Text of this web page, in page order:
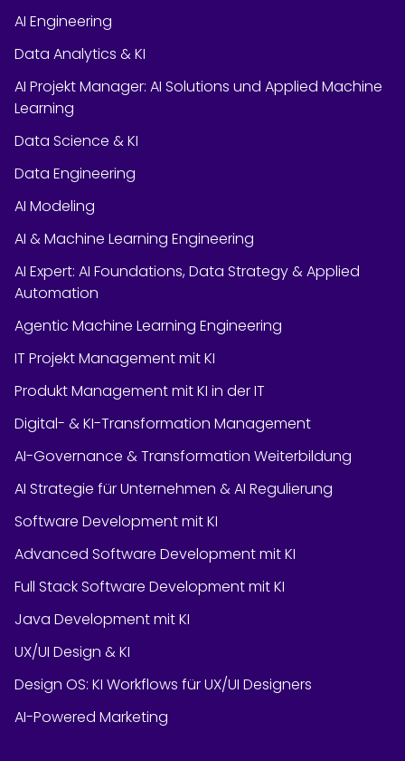
AI Engineering
Data Analytics & KI
AI Projekt Manager: AI Solutions und Applied Machine
Learning
Data Science & KI
Data Engineering
AI Modeling
AI & Machine Learning Engineering
AI Expert: AI Foundations, Data Strategy & Applied
Automation
Agentic Machine Learning Engineering
IT Projekt Management mit KI
Produkt Management mit KI in der IT
Digital- & KI-Transformation Management
AI-Governance & Transformation Weiterbildung
AI Strategie für Unternehmen & AI Regulierung
Software Development mit KI
Advanced Software Development mit KI
Full Stack Software Development mit KI
Java Development mit KI
UX/UI Design & KI
Design OS: KI Workflows für UX/UI Designers
AI-Powered Marketing